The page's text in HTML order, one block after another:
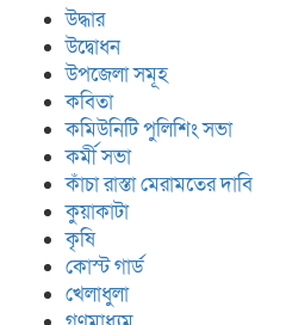
উদ্ধার
উদ্বোধন
উপজেলা সমূহ
কবিতা
কমিউনিটি পুলিশিং সভা
কর্মী সভা
কাঁচা রাস্তা মেরামতের দাবি
কুয়াকাটা
কৃষি
কোস্ট গার্ড
খেলাধুলা